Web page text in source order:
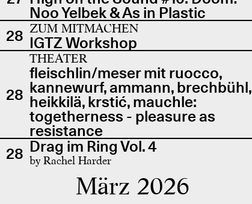
Noo Yelbek & As in Plastic
28 ZUM MITMACHEN
IGTZ Workshop
28
THEATER
fleischlin/meser mit ruocco,
kannewurf, ammann, brechbühl,
heikkilä, krstić, mauchle:
togetherness - pleasure as
resistance
28 Drag im Ring Vol. 4
by Rachel Harder
März 2026